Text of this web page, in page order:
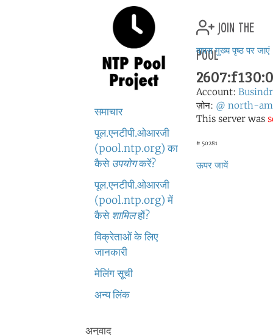
समाचार
पूल.एनटीपी.ओआरजी
(pool.ntp.org) का
कैसे उपयोगकरें?
पूल.एनटीपी.ओआरजी
(pool.ntp.org) में
कैसे शामिलहों?
विक्रेताओं के लिए
जानकारी
मेलिंग सूची
अन्य लिंक
अनुवाद
join the
pool
वापस मुख्य पृष्ठ पर जाएं
Account:
ज़ोन: @ north-
This server was
# 50281
ऊपर जायें